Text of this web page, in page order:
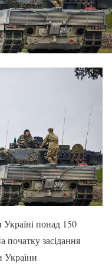
понад 150
початку засідання
України